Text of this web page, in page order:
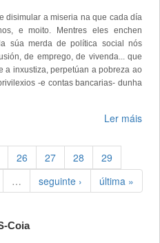
disimular a miseria na que cada día
e moito. Mentres eles enchen
súa merda de política social nós
de emprego, de vivenda... que
a inxustiza, perpetúan a pobreza ao
-e contas bancarias- dunha
Ler máis
26 27 28
29
… seguinte › última »
Coia